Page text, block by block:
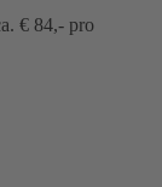
€ 84,- pro